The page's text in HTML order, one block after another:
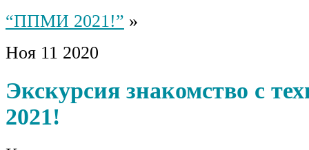
“ППМИ 2021!” »
Ноя 11 2020
Экскурсия знакомство с
2021!